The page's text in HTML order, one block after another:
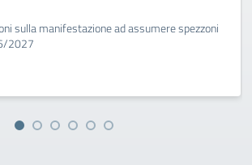
sulla manifestazione ad assumere spezzoni
2027